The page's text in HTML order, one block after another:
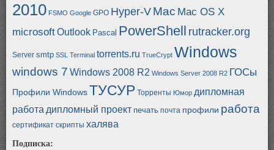
2010 FSMO Google GPO Hyper-V Mac Mac OS X
microsoftOutlook Pascal PowerShell rutracker.org
Server smtp SSL Terminal torrents.ru TrueCrypt Windows
windows 7 Windows 2008 R2 Windows Server 2008 R2 ГОСы
Профили WindowsТУСУР Торренты Юмор дипломная
работа дипломный проект печать почта профили работа
сертификат скрипты халява
Подписка: